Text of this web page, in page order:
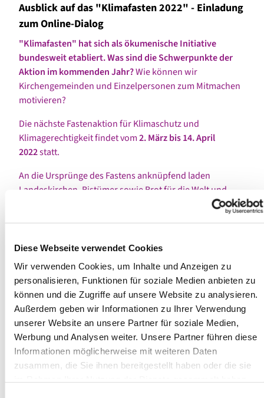
Diese Webseite verwendet Cookies
Wir verwenden Cookies, um Inhalte und Anzeigen zu
personalisieren, Funktionen für soziale Medien anbieten zu
können und die Zugriffe auf unsere Website zu analysieren.
Außerdem geben wir Informationen zu Ihrer Verwendung
unserer Website an unsere Partner für soziale Medien,
Werbung und Analysen weiter. Unsere Partner führen diese
Informationen möglicherweise mit weiteren Daten
zusammen, die Sie ihnen bereitgestellt haben oder die sie
Ausblick auf das "Klimafasten 2022" - Einladung
zum Online-Dialog
"Klimafasten" hat sich als ökumenische Initiative
bundesweit etabliert. Was sind die Schwerpunkte der
Aktion im kommenden Jahr?Wie können wir
Kirchengemeinden und Einzelpersonen zum Mitmachen
motivieren?
Die nächste Fastenaktion für Klimaschutz und
Klimagerechtigkeit findet vom2. März bis 14. April
2022statt.
An die Ursprünge des Fastens anknüpfend laden
Landeskirchen, Bistümer sowie Brot für die Welt und
in den
Lebensmitteln sowie die Ernährung bewusster in den
Blick zu nehmen. Dabei kommt es vor allem darauf an,
auf etwas zu verzichten, z. B. auf Fleisch oder
Fertigprodukte, aber auch auf Kilometer, indem nur
regionale Lebensmittel eingekauft werden – und dies
alleine oder in Gemeinschaft, so wie es auch
Jahrhunderte zuvor üblich war. Beim Klimafasten geht es
darum: achtsamer mit Lebensmitteln umgehen, weniger
wegwerfen, selbst etwas wachsen lassen, das